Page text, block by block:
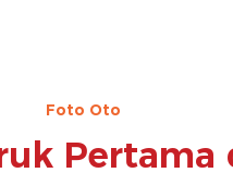
Foto Oto
Pertama